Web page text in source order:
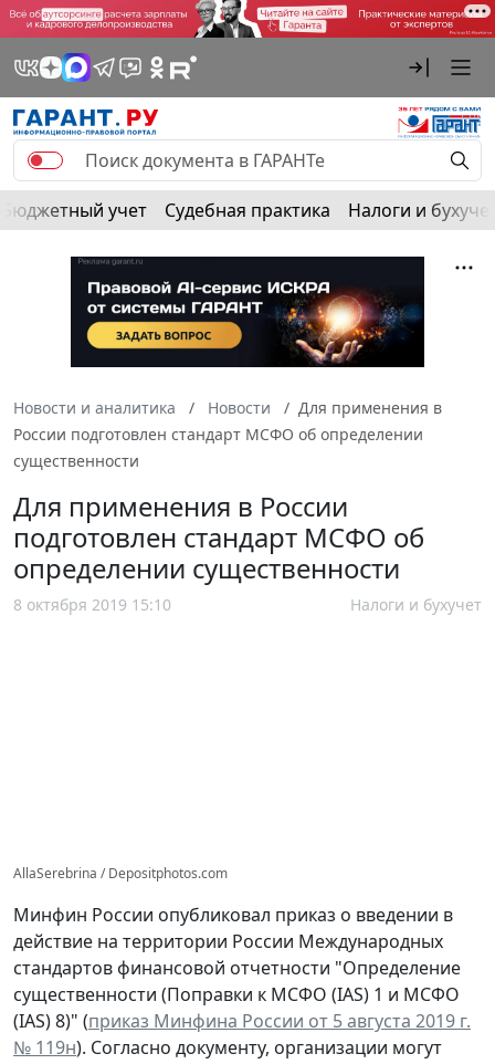
Бюджетный учет Судебная практика Налоги и
Новости и аналитика Новости
Для применения в
России подготовлен стандарт МСФО об определении
существенности
Для применения в России
подготовлен стандарт МСФО об
определении существенности
8 октября 2019 15:10 Налоги и бухучет
AllaSerebrina / Depositphotos.com
Минфин России опубликовал приказ о введении в
действие на территории России Международных
стандартов финансовой отчетности "Определение
существенности (Поправки к МСФО (IAS) 1 и МСФО
(IAS) 8)" (приказ Минфина России от 5 августа 2019 г.
№ 119н). Согласно документу, организации могут